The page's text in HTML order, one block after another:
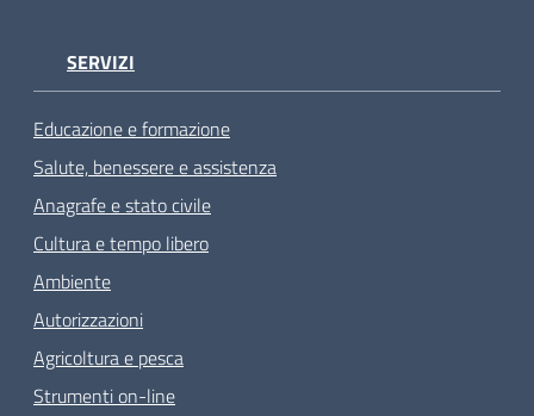
SERVIZI
Educazione e formazione
Salute, benessere e assistenza
Anagrafe e stato civile
Cultura e tempo libero
Ambiente
Autorizzazioni
Agricoltura e pesca
Strumenti on-line